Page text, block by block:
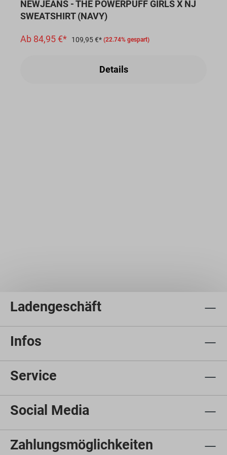
NEWJEANS - THE POWERPUFF GIRLS X NJ
SWEATSHIRT (NAVY)
Ab 84,95 €* 109,95 €* (22.74% gespart)
Details
Ladengeschäft
Infos
Service
Social Media
Zahlungsmöglichkeiten